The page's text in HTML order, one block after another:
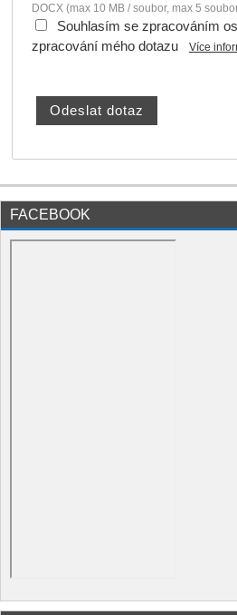
DOCX (max 10 MB / soubor, max 5
Souhlasím se zpracováním
zpracování mého dotazu
Více
FACEBOOK